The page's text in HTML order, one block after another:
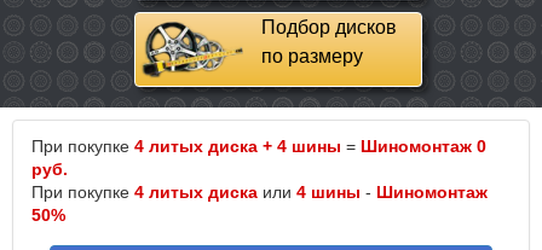
Подбор дисков
по размеру
При покупке 4 литых диска + 4 шины = Шиномонтаж 0
руб.
При покупке 4 литых диска или 4 шины - Шиномонтаж
50%